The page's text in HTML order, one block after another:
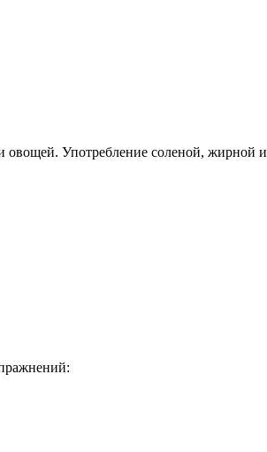
овощей. Употребление соленой, жирной